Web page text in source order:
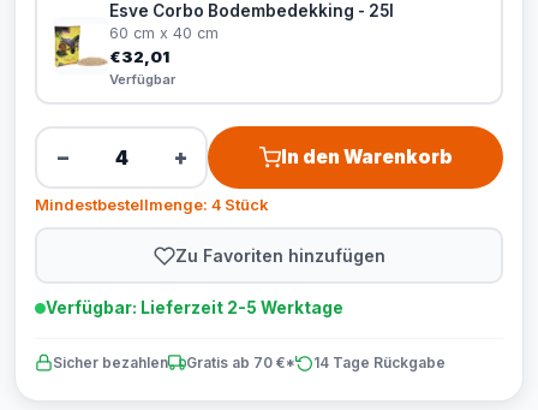
Esve Corbo Bodembedekking - 25l
60 cm x 40 cm
€32,01
Verfügbar
− + In den Warenkorb
Mindestbestellmenge: 4 Stück
Zu Favoriten hinzufügen
Verfügbar: Lieferzeit 2-5 Werktage
Sicher bezahlen Gratis ab 70 €* 14 Tage Rückgabe